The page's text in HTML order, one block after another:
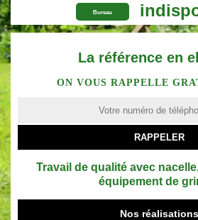
Bureau
La référence en
ON VOUS RAPPELLE
Travail de qualité avec
équipement de
Nos réalisations